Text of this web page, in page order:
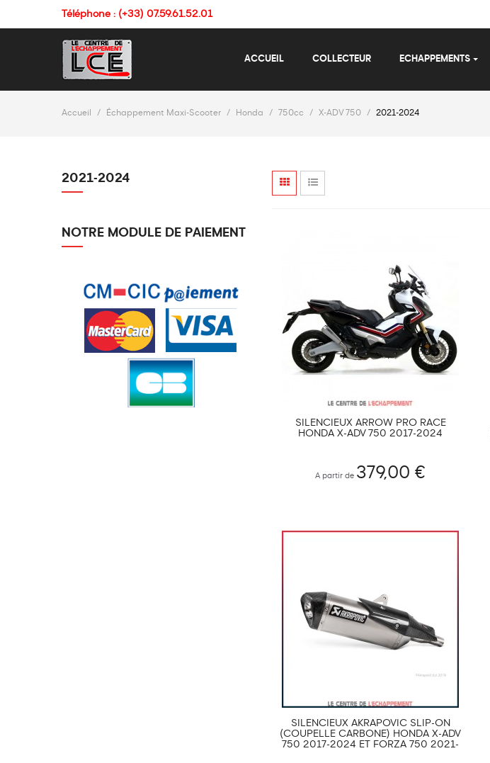
Téléphone : (+33) 07.59.61.52.01
ACCUEIL COLLECTEUR ECHAPPEMENTS
Accueil Échappement Maxi-Scooter Honda 750cc X-ADV 750 2021-2024
2021-2024
NOTRE MODULE DE PAIEMENT
SILENCIEUX ARROW PRO RACE
HONDA X-ADV 750 2017-2024
A partir de 379,00 €
SILENCIEUX AKRAPOVIC SLIP-ON
(COUPELLE CARBONE) HONDA X-ADV
750 2017-2024 ET FORZA 750 2021-